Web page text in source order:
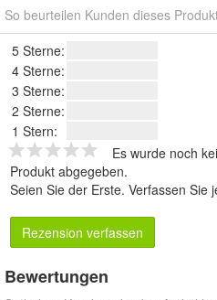
So beurteilen Kunden dieses
5 Sterne:
4 Sterne:
3 Sterne:
2 Sterne:
1 Stern:
Es wurde noch
Produkt abgegeben.
Seien Sie der Erste. Verfassen Sie
Rezension verfassen
Bewertungen